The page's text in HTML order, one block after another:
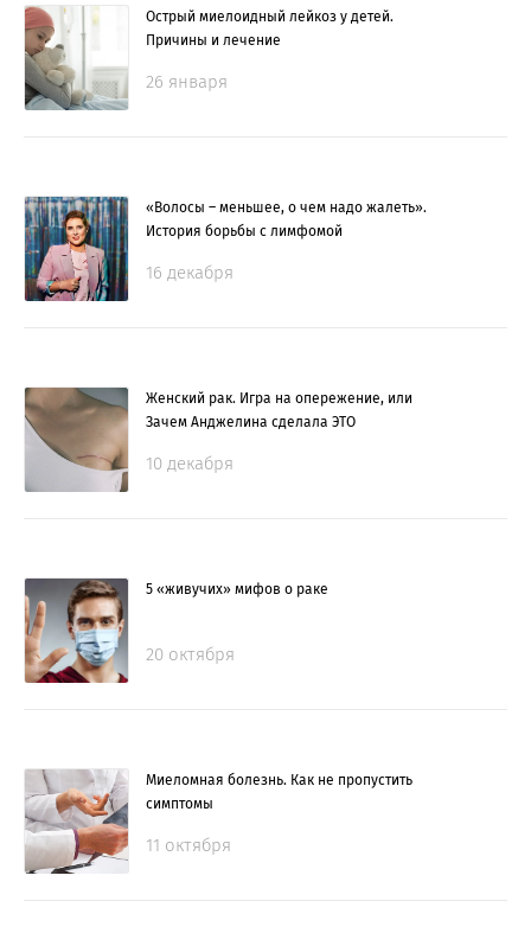
Острый миелоидный лейкоз у детей.
Причины и лечение
26 января
«Волосы – меньшее, о чем надо жалеть».
История борьбы с лимфомой
16 декабря
Женский рак. Игра на опережение, или
Зачем Анджелина сделала ЭТО
10 декабря
5 «живучих» мифов о раке
20 октября
Миеломная болезнь. Как не пропустить
симптомы
11 октября